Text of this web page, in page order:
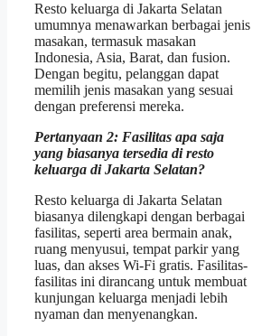
Resto keluarga di Jakarta Selatan
umumnya menawarkan berbagai jenis
masakan, termasuk masakan
Indonesia, Asia, Barat, dan fusion.
Dengan begitu, pelanggan dapat
memilih jenis masakan yang sesuai
dengan preferensi mereka.
Pertanyaan 2: Fasilitas apa saja
yang biasanya tersedia di resto
keluarga di Jakarta Selatan?
Resto keluarga di Jakarta Selatan
biasanya dilengkapi dengan berbagai
fasilitas, seperti area bermain anak,
ruang menyusui, tempat parkir yang
luas, dan akses Wi-Fi gratis. Fasilitas-
fasilitas ini dirancang untuk membuat
kunjungan keluarga menjadi lebih
nyaman dan menyenangkan.